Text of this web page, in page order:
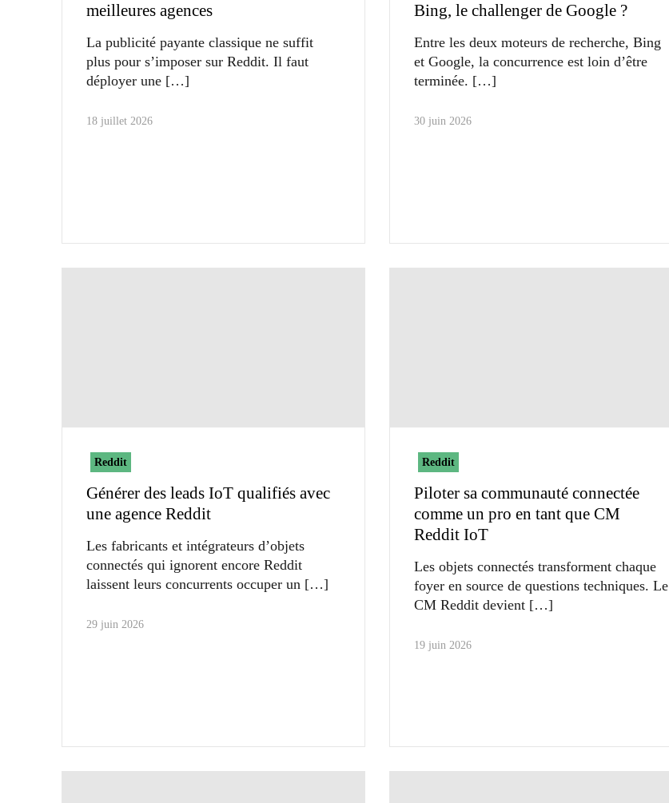
meilleures agences
La publicité payante classique ne suffit
plus pour s’imposer sur Reddit. Il faut
déployer une
18 juillet 2026
Bing, le challenger de Google ?
Entre les deux moteurs de recherche, Bing
et Google, la concurrence est loin d’être
terminée.
30 juin 2026
Reddit
Générer des leads IoT qualifiés avec
une agence Reddit
Les fabricants et intégrateurs d’objets
connectés qui ignorent encore Reddit
laissent leurs concurrents occuper un
29 juin 2026
Reddit
Piloter sa communauté connectée
comme un pro en tant que CM
Reddit IoT
Les objets connectés transforment chaque
foyer en source de questions techniques. Le
CM Reddit devient
19 juin 2026